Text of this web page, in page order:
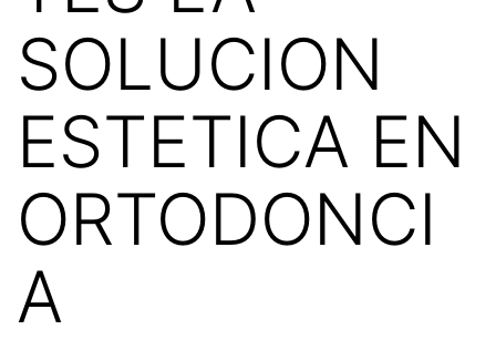
SOLUCION
ESTETICA EN
ORTODONCI
A